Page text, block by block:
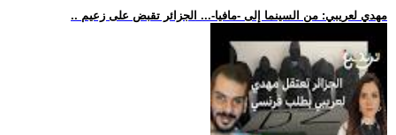
.. مهدي لعريبي: من السينما إلى -مافيا-... الجزائر تقبض على زعيم